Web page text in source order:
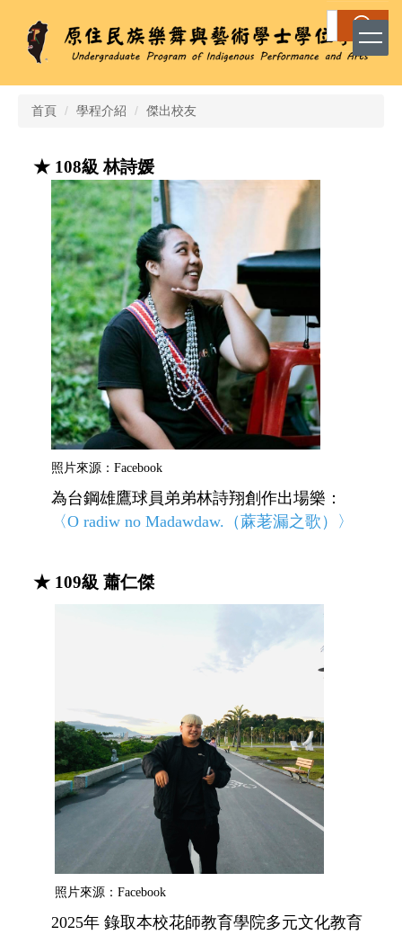
內
搜尋
首頁 學程介紹 傑出校友
★ 108級 林詩媛
照片來源：Facebook
為台鋼雄鷹球員弟弟林詩翔創作出場樂：
〈O radiw no Madawdaw.（蔴荖漏之歌）〉
★ 109級 蕭仁傑
照片來源：Facebook
2025年 錄取本校花師教育學院多元文化教育